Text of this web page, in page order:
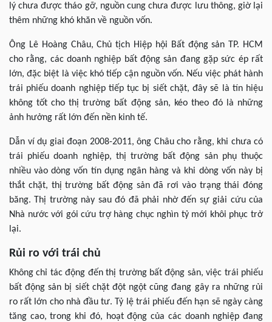
lý chưa được tháo gỡ, nguồn cung chưa được lưu thông, giờ lại
thêm những khó khăn về nguồn vốn.
Ông Lê Hoàng Châu, Chủ tịch Hiệp hội Bất động sản TP. HCM
cho rằng, các doanh nghiệp bất động sản đang gặp sức ép rất
lớn, đặc biệt là việc khó tiếp cận nguồn vốn. Nếu việc phát hành
trái phiếu doanh nghiệp tiếp tục bị siết chặt, đây sẽ là tín hiệu
không tốt cho thị trường bất động sản, kéo theo đó là những
ảnh hưởng rất lớn đến nền kinh tế.
Dẫn ví dụ giai đoạn 2008-2011, ông Châu cho rằng, khi chưa có
trái phiếu doanh nghiệp, thị trường bất động sản phụ thuộc
nhiều vào dòng vốn tín dụng ngân hàng và khi dòng vốn này bị
thắt chặt, thị trường bất động sản đã rơi vào trạng thái đóng
băng. Thị trường này sau đó đã phải nhờ đến sự giải cứu của
Nhà nước với gói cứu trợ hàng chục nghìn tỷ mới khôi phục trở
lại.
Rủi ro với trái chủ
Không chỉ tác động đến thị trường bất động sản, việc trái phiếu
bất động sản bị siết chặt đột ngột cũng đang gây ra những rủi
ro rất lớn cho nhà đầu tư. Tỷ lệ trái phiếu đến hạn sẽ ngày càng
tăng cao, trong khi đó, hoạt động của các doanh nghiệp đang